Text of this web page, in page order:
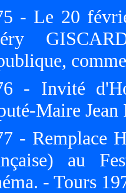
- Le 20
- Invité
Maire Jean
- Remplace
au
- Tours